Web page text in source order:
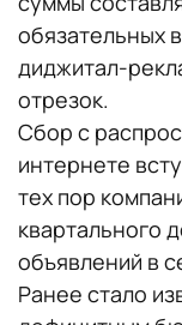
обязательных
диджитал-
отрезок.
Сбор с
интернете
тех пор
квартального
объявлений в
Ранее стало